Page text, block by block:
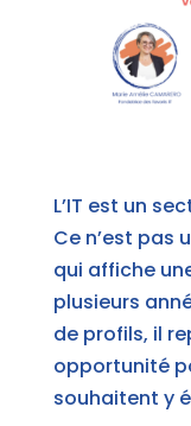
L’IT est un
Ce n’est pas
qui affiche
plusieurs
de profils, il
opportunité
souhaitent y